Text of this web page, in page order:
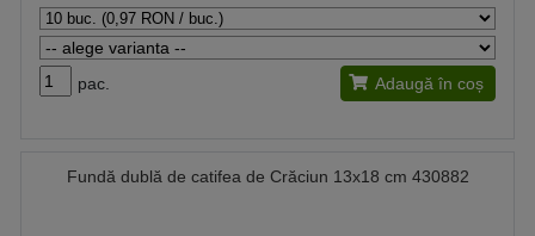
pac. Adaugă în coș
Fundă dublă de catifea de Crăciun 13x18 cm 430882